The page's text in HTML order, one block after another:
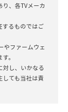
、各TVメーカ
るものではご
やファームウェ
。
し、いかなる
ても当社は責